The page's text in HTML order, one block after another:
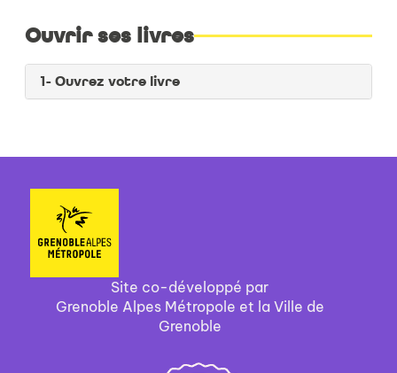
Ouvrir ses livres
1- Ouvrez votre livre
Site co-développé par
Grenoble Alpes Métropole et la Ville de
Grenoble